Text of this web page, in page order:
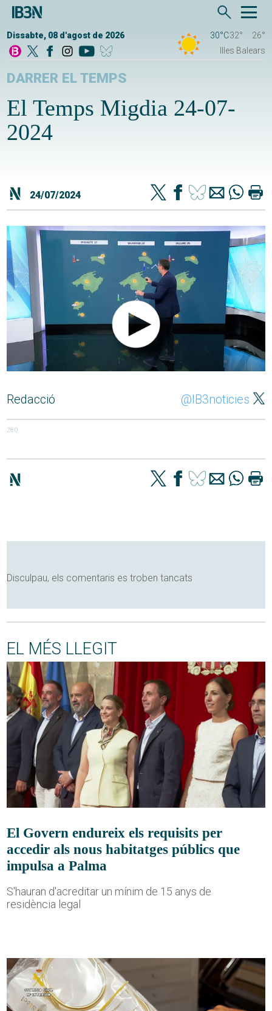
Dissabte, 08 d'agost de 2026 30°C32°
26°
Illes Balears
DARRER EL TEMPS
El Temps Migdia 24-07-
2024
24/07/2024
Redacció @IB3noticies
280
Disculpau, els comentaris es troben tancats
EL MÉS LLEGIT
El Govern endureix els requisits per
accedir als nous habitatges públics que
impulsa a Palma
S'hauran d'acreditar un mínim de 15 anys de
residència legal